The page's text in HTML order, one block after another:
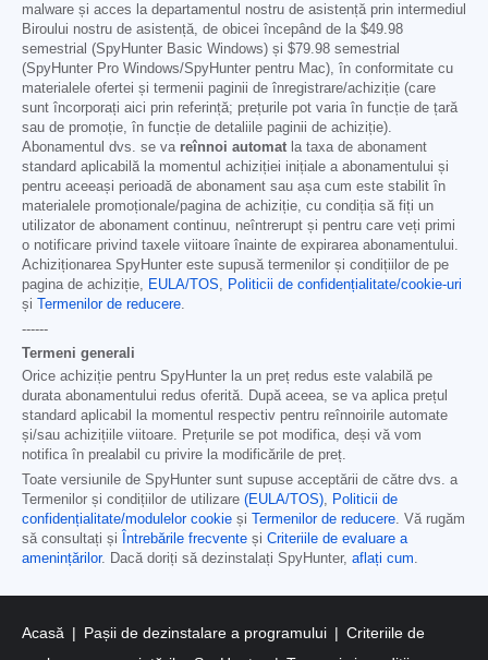
malware și acces la departamentul nostru de asistență prin intermediul
Biroului nostru de asistență, de obicei începând de la $49.98
semestrial (SpyHunter Basic Windows) și $79.98 semestrial
(SpyHunter Pro Windows/SpyHunter pentru Mac), în conformitate cu
materialele ofertei și termenii paginii de înregistrare/achiziție (care
sunt încorporați aici prin referință; prețurile pot varia în funcție de țară
sau de promoție, în funcție de detaliile paginii de achiziție).
Abonamentul dvs. se va reînnoi automat la taxa de abonament
standard aplicabilă la momentul achiziției inițiale a abonamentului și
pentru aceeași perioadă de abonament sau așa cum este stabilit în
materialele promoționale/pagina de achiziție, cu condiția să fiți un
utilizator de abonament continuu, neîntrerupt și pentru care veți primi
o notificare privind taxele viitoare înainte de expirarea abonamentului.
Achiziționarea SpyHunter este supusă termenilor și condițiilor de pe
pagina de achiziție, EULA/TOS, Politicii de confidențialitate/cookie-uri
și
Termenilor de reducere.
------
Termeni generali
Orice achiziție pentru SpyHunter la un preț redus este valabilă pe
durata abonamentului redus oferită. După aceea, se va aplica prețul
standard aplicabil la momentul respectiv pentru reînnoirile automate
și/sau achizițiile viitoare. Prețurile se pot modifica, deși vă vom
notifica în prealabil cu privire la modificările de preț.
Toate versiunile de SpyHunter sunt supuse acceptării de către dvs. a
Termenilor și condițiilor de utilizare (EULA/TOS), Politicii de
confidențialitate/modulelor cookie și Termenilor de reducere. Vă rugăm
să consultați și
Întrebările frecvente și Criteriile de evaluare a
amenințărilor. Dacă doriți să dezinstalați SpyHunter, aflați cum.
Acasă Pașii de dezinstalare a programului
Criteriile de